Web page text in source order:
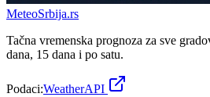
MeteoSrbija.rs
Tačna vremenska prognoza za sve
dana, 15 dana i po satu.
Podaci:WeatherAPI